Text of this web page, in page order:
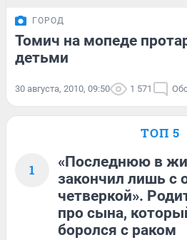
ГОРОД
Томич на мопеде
детьми
30 августа, 2010, 09:50 1 571
ТОП 5
1
«Последнюю в
закончил лишь с
четверкой».
про сына,
боролся с раком